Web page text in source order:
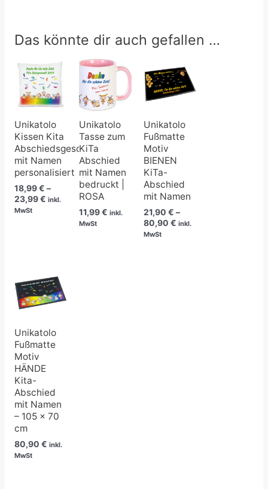
Das könnte dir auch gefallen …
Unikatolo
Kissen Kita
Abschiedsgeschenk
mit Namen
personalisiert
18,99€ –
23,99€
Preisspanne:
18,99 €
bis
23,99 €
inkl.
MwSt
Unikatolo
Tasse zum
KiTa
Abschied
mit Namen
bedruckt |
ROSA
11,99€ inkl.
MwSt
Unikatolo
Fußmatte
Motiv
BIENEN
KiTa-
Abschied
mit Namen
21,90€ –
80,90€
21,90 €
bis
80,90 €
inkl.
MwSt
Unikatolo
Fußmatte
Motiv
HÄNDE
Kita-
Abschied
mit Namen
– 105 x 70
cm
80,90 € inkl.
MwSt